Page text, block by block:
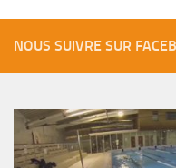
NOUS SUIVRE SUR